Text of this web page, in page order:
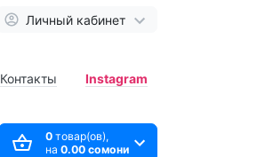
Личный кабинет
Контакты Instagram
0товар(ов),
на 0.00 сомони